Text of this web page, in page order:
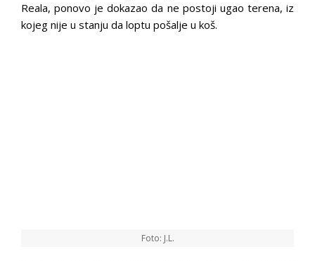
Reala, ponovo je dokazao da ne postoji ugao terena, iz
kojeg nije u stanju da loptu pošalje u koš.
Foto: J.L.